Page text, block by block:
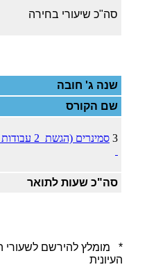
סה"כ שיעורי בחירה
שנה ג' חובה
שם הקורס
3 סמינרים
סה"כ שעות לתואר
* מומלץ להירשם לשעורי
העיונית